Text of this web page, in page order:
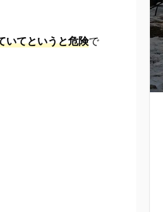
いてというと危険で